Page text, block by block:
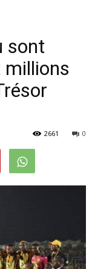
sont
millions
0
2661